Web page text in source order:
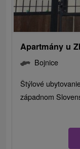
Apartmány u
Bojnice
Štýlové
západnom